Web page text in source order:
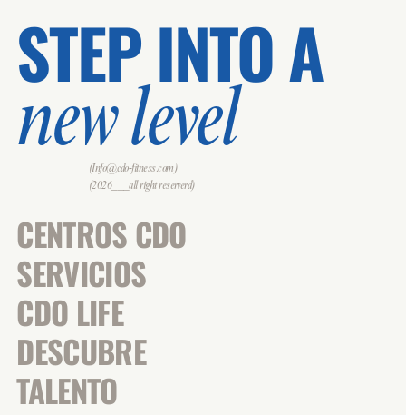
STEP INTO A
new level
(Info@cdo-fitness.com)
(2026___all right reserverd)
CENTROS CDO
SERVICIOS
CDO LIFE
DESCUBRE
TALENTO